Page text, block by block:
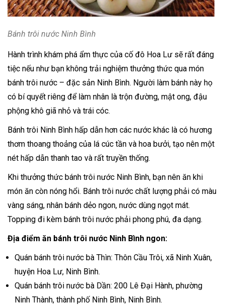
Bánh trôi nước Ninh Bình
Hành trình khám phá ẩm thực của cố đô Hoa Lư sẽ rất đáng
tiệc nếu như bạn không trải nghiệm thưởng thức qua món
bánh trôi nước – đặc sản Ninh Bình. Người làm bánh này họ
có bí quyết riêng để làm nhân là trộn đường, mật ong, đậu
phộng khô giã nhỏ và trái cóc.
Bánh trôi Ninh Bình hấp dẫn hơn các nước khác là có hương
thơm thoang thoảng của lá cúc tần và hoa bưởi, tạo nên một
nét hấp dẫn thanh tao và rất truyền thống.
Khi thưởng thức bánh trôi nước Ninh Bình, bạn nên ăn khi
món ăn còn nóng hổi. Bánh trôi nước chất lượng phải có màu
vàng sáng, nhân bánh dẻo ngon, nước dùng ngọt mát.
Topping đi kèm bánh trôi nước phải phong phú, đa dạng.
Địa điểm ăn bánh trôi nước Ninh Bình ngon:
Quán bánh trôi nước bà Thìn: Thôn Cầu Trôi, xã Ninh Xuân,
huyện Hoa Lư, Ninh Bình.
Quán bánh trôi nước bà Dần: 200 Lê Đại Hành, phường
Ninh Thành, thành phố Ninh Bình, Ninh Bình.